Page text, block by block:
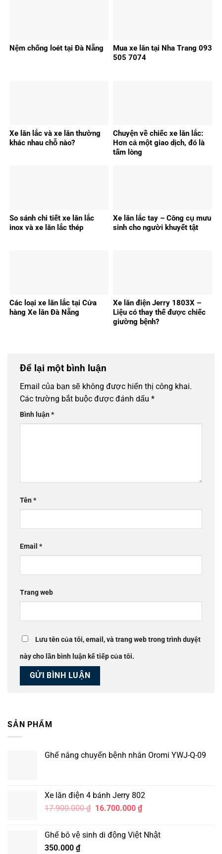
Nệm chống loét tại Đà Nẵng
Mua xe lăn tại Nha Trang 093
505 7074
Xe lăn lắc và xe lăn thường
khác nhau chỗ nào?
Chuyện về chiếc xe lăn lắc:
Hơn cả một giao dịch, đó là
tấm lòng
So sánh chi tiết xe lăn lắc
inox và xe lăn lắc thép
Xe lăn lắc tay – Công cụ mưu
sinh cho người khuyết tật
Các loại xe lăn lắc tại Cửa
hàng Xe lăn Đà Nẵng
Xe lăn điện Jerry 1803X –
Liệu có thay thế được chiếc
giường bệnh?
Để lại một bình luận
Email của bạn sẽ không được hiển thị công khai.
Các trường bắt buộc được đánh dấu *
Bình luận*
Tên*
Email *
Trang web
Lưu tên của tôi, email, và trang web trong trình duyệt
này cho lần bình luận kế tiếp của tôi.
SẢN PHẨM
Ghế nâng chuyển bệnh nhân Oromi YWJ-Q-09
Xe lăn điện 4 bánh Jerry 802
17.900.000₫ Giá
17.900.000 ₫.
16.700.000 ₫Giá
là:
Ghế bô vệ sinh di động Việt Nhật
350.000 ₫